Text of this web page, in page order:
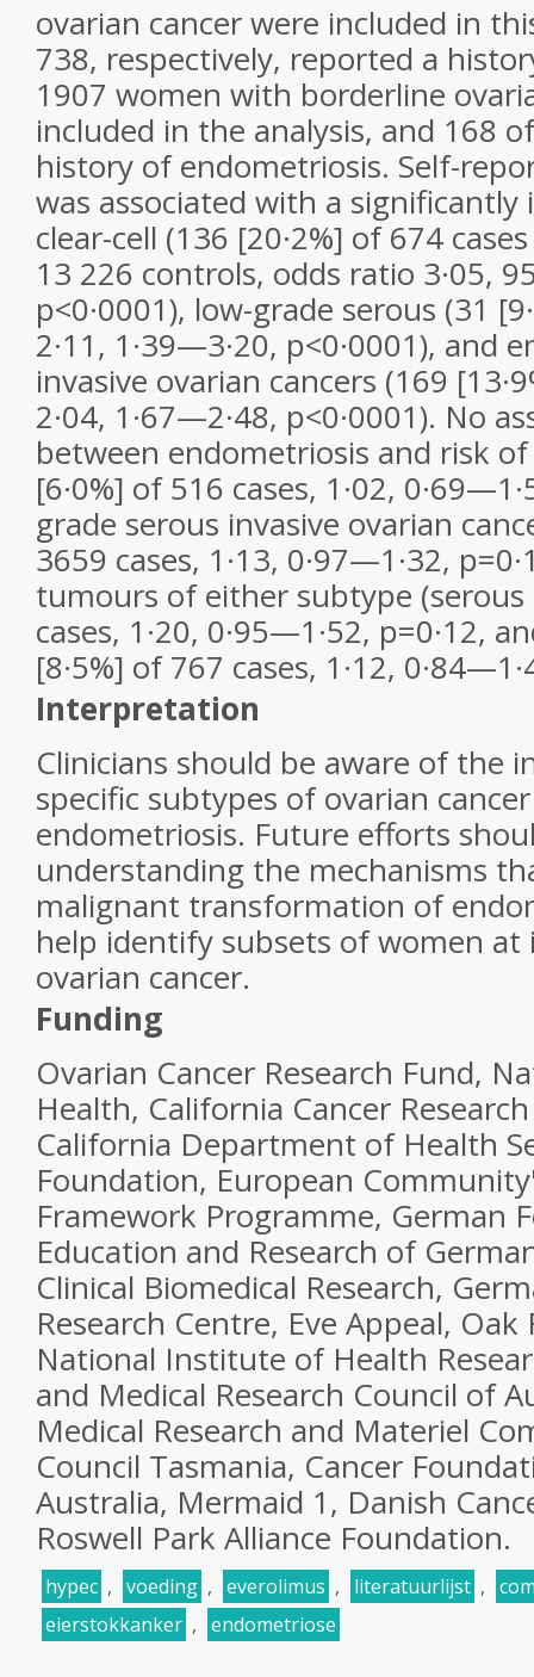
ovarian cancer were included in
738, respectively, reported a
1907 women with borderline
included in the analysis, and 168
history of endometriosis. Self-
was associated with a significantly
clear-cell (136 [20·2%] of 674
13 226 controls, odds ratio 3·05,
p<0·0001), low-grade serous (31
2·11, 1·39—3·20, p<0·0001), and
invasive ovarian cancers (169
2·04, 1·67—2·48, p<0·0001). No
between endometriosis and risk
[6·0%] of 516 cases, 1·02,
grade serous invasive ovarian
3659 cases, 1·13, 0·97—1·32,
tumours of either subtype (serous
cases, 1·20, 0·95—1·52, p=0·12,
[8·5%] of 767 cases, 1·12,
Interpretation
Clinicians should be aware of the
specific subtypes of ovarian
endometriosis. Future efforts
understanding the mechanisms
malignant transformation of
help identify subsets of women at
ovarian cancer.
Funding
Ovarian Cancer Research Fund,
Health, California Cancer
California Department of Health
Foundation, European
Framework Programme, German
Education and Research of
Clinical Biomedical Research,
Research Centre, Eve Appeal,
National Institute of Health
and Medical Research Council of
Medical Research and Materiel
Council Tasmania, Cancer
Australia, Mermaid 1, Danish
Roswell Park Alliance Foundation.
hypec , voeding , everolimus , literatuurlijst ,
eierstokkanker , endometriose